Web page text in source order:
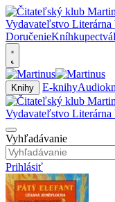
DoručenieKníhkupectvá
Knihy E-knihy
Vyhľadávanie
Prihlásiť